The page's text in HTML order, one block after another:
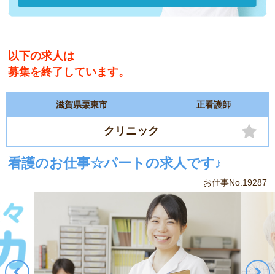
以下の求人は
募集を終了しています。
滋賀県栗東市 正看護師
クリニック
看護のお仕事☆パートの求人です♪
お仕事No.19287